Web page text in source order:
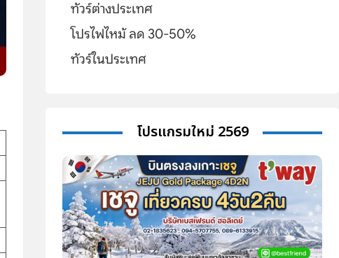
ทัวร์ต่างประเทศ
โปรไฟไหม้ ลด 30-50%
ทัวร์ในประเทศ
โปรแกรมใหม่ 2569